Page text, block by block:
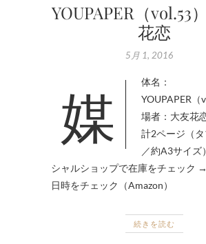
YOUPAPER（vol.53
花恋
5月 1, 2016
媒体名：
YOUPAPER（
場者：大友花
計2ページ（
／約A3サイ
シャルショップで在庫をチェック
日時をチェック（Amazon）
続きを読む